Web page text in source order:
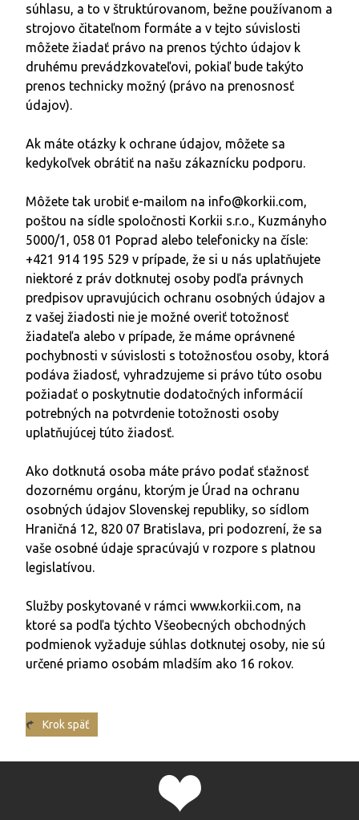
súhlasu, a to v štruktúrovanom, bežne používanom a
strojovo čitateľnom formáte a v tejto súvislosti
môžete žiadať právo na prenos týchto údajov k
druhému prevádzkovateľovi, pokiaľ bude takýto
prenos technicky možný (právo na prenosnosť
údajov).
Ak máte otázky k ochrane údajov, môžete sa
kedykoľvek obrátiť na našu zákaznícku podporu.
Môžete tak urobiť e-mailom na info@korkii.com,
poštou na sídle spoločnosti Korkii s.r.o., Kuzmányho
5000/1, 058 01 Poprad alebo telefonicky na čísle:
+421 914 195 529 v prípade, že si u nás uplatňujete
niektoré z práv dotknutej osoby podľa právnych
predpisov upravujúcich ochranu osobných údajov a
z vašej žiadosti nie je možné overiť totožnosť
žiadateľa alebo v prípade, že máme oprávnené
pochybnosti v súvislosti s totožnosťou osoby, ktorá
podáva žiadosť, vyhradzujeme si právo túto osobu
požiadať o poskytnutie dodatočných informácií
potrebných na potvrdenie totožnosti osoby
uplatňujúcej túto žiadosť.
Ako dotknutá osoba máte právo podať sťažnosť
dozornému orgánu, ktorým je Úrad na ochranu
osobných údajov Slovenskej republiky, so sídlom
Hraničná 12, 820 07 Bratislava, pri podozrení, že sa
vaše osobné údaje spracúvajú v rozpore s platnou
legislatívou.
Služby poskytované v rámci www.korkii.com, na
ktoré sa podľa týchto Všeobecných obchodných
podmienok vyžaduje súhlas dotknutej osoby, nie sú
určené priamo osobám mladším ako 16 rokov.
Krok späť